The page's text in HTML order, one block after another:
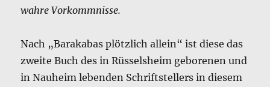
wahre Vorkommnisse.
Nach „Barakabas plötzlich allein“ ist diese das
zweite Buch des in Rüsselsheim geborenen und
in Nauheim lebenden Schriftstellers in diesem